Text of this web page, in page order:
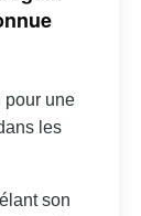
pour une
les
son